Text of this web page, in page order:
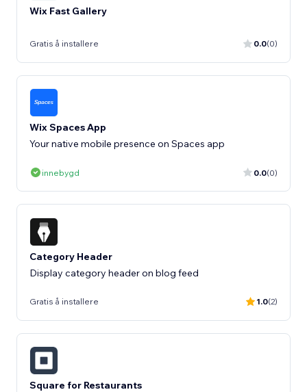
Wix Fast Gallery
Gratis å installere 0.0(0)
Wix Spaces App
Your native mobile presence on Spaces app
innebygd 0.0(0)
Category Header
Display category header on blog feed
Gratis å installere 1.0(2)
Square for Restaurants